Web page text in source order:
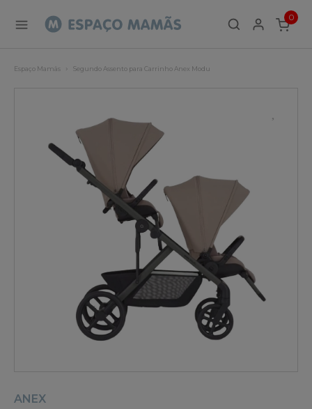
0
ITEMS
Espaço Mamãs Segundo Assento para Carrinho Anex Modu
ANEX